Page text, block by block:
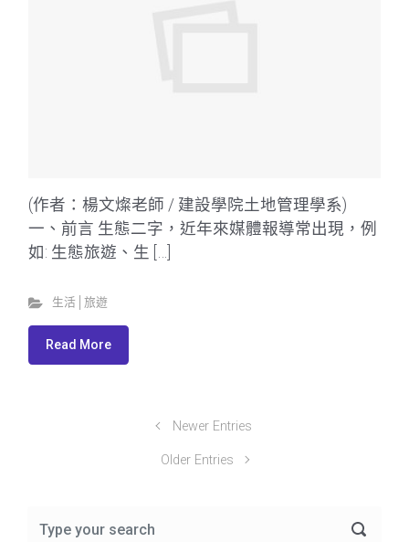
(作者：楊文燦老師 / 建設學院土地管理學系)
一、前言 生態二字，近年來媒體報導常出現，例
如: 生態旅遊、生 […]
生活│旅遊
Read More
Newer Entries
Older Entries